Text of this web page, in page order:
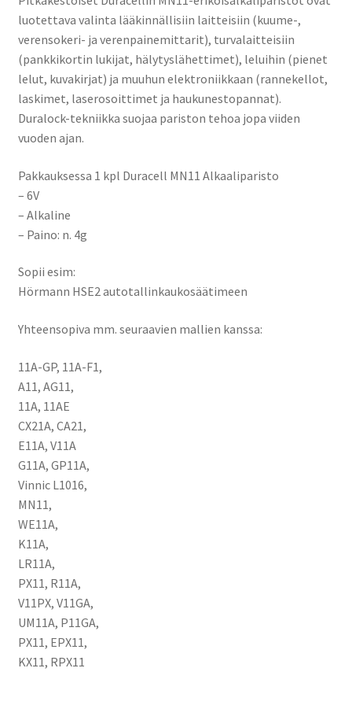
luotettava valinta lääkinnällisiin laitteisiin (kuume-,
verensokeri- ja verenpainemittarit), turvalaitteisiin
(pankkikortin lukijat, hälytyslähettimet), leluihin (pienet
lelut, kuvakirjat) ja muuhun elektroniikkaan (rannekellot,
laskimet, laserosoittimet ja haukunestopannat).
Duralock-tekniikka suojaa pariston tehoa jopa viiden
vuoden ajan.
Pakkauksessa 1 kpl Duracell MN11 Alkaaliparisto
– 6V
– Alkaline
– Paino: n. 4g
Sopii esim:
Hörmann HSE2 autotallinkaukosäätimeen
Yhteensopiva mm. seuraavien mallien kanssa:
11A-GP, 11A-F1,
A11, AG11,
11A, 11AE
CX21A, CA21,
E11A, V11A
G11A, GP11A,
Vinnic L1016,
MN11,
WE11A,
K11A,
LR11A,
PX11, R11A,
V11PX, V11GA,
UM11A, P11GA,
PX11, EPX11,
KX11, RPX11